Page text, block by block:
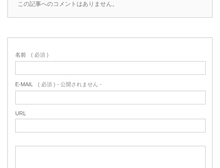
この記事へのコメントはありません。
名前 ( 必須 )
E-MAIL ( 必須 ) - 公開されません -
URL